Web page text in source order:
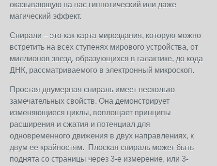
оказывающую на нас гипнотический или даже
магический эффект.
Спирали – это как карта мироздания, которую можно
встретить на всех ступенях мирового устройства, от
миллионов звезд, образующихся в галактике, до кода
ДНК, рассматриваемого в электронный микроскоп.
Простая двумерная спираль имеет несколько
замечательных свойств. Она демонстрирует
изменяющиеся циклы, воплощает принципы
расширения и сжатия и потенциал для
одновременного движения в двух направлениях, к
двум ее крайностям. Плоская спираль может быть
поднята со страницы через 3-е измерение, или 3-